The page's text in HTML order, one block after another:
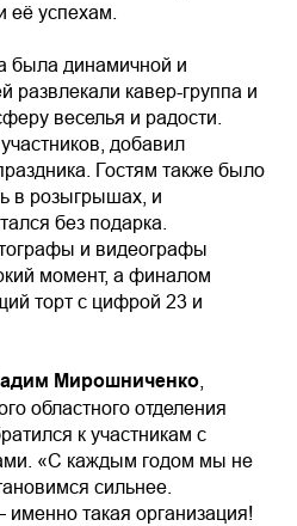
её успехам.
была динамичной и
развлекали кавер-группа и
веселья и радости.
добавил
Гостям также было
в розыгрышах, и
без подарка.
и видеографы
момент, а финалом
торт с цифрой 23 и
Мирошниченко
областного отделения
к участникам с
«С каждым годом мы не
сильнее.
такая организация!